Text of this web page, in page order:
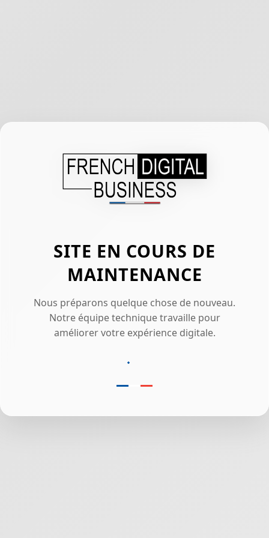
SITE EN COURS DE
MAINTENANCE
Nous préparons quelque chose de nouveau.
Notre équipe technique travaille pour
améliorer votre expérience digitale.